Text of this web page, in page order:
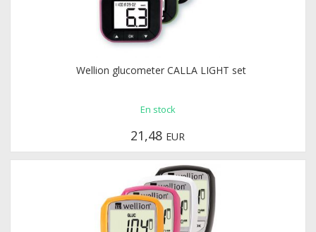
Wellion glucometer CALLA LIGHT set
En stock
21,48 EUR